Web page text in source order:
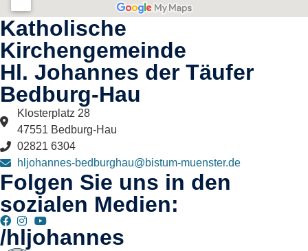
Katholische
Kirchengemeinde
Hl. Johannes der Täufer
Bedburg-Hau​
Klosterplatz 28
47551 Bedburg-Hau
02821 6304
hljohannes-bedburghau@bistum-muenster.de
Folgen Sie uns in den
sozialen Medien:
/hljohannes